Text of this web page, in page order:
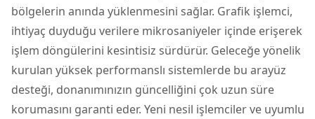
bölgelerin anında yüklenmesini sağlar. Grafik işlemci,
ihtiyaç duyduğu verilere mikrosaniyeler içinde erişerek
işlem döngülerini kesintisiz sürdürür. Geleceğe yönelik
kurulan yüksek performanslı sistemlerde bu arayüz
desteği, donanımınızın güncelliğini çok uzun süre
korumasını garanti eder. Yeni nesil işlemciler ve uyumlu